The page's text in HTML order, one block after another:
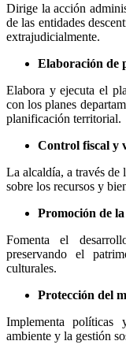
Dirige la acción
de las entidades
extrajudicialmente.
Elaboración de
Elabora y ejecuta el
con los planes
planificación territorial.
Control fiscal y
La alcaldía, a través
sobre los recursos y
Promoción de
Fomenta el
preservando el
culturales.
Protección del
Implementa
ambiente y la gestión